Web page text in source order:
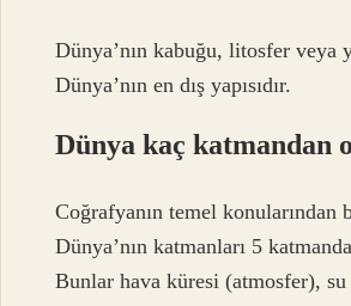
Dünya’nın kabuğu, litosfer veya
Dünya’nın en dış yapısıdır.
Dünya kaç katmandan
Coğrafyanın temel konularından
Dünya’nın katmanları 5
Bunlar hava küresi (atmosfer),